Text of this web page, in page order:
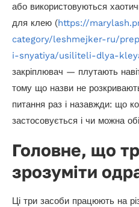
або використовуються
для клею (https://
category/leshmejker-ru/
i-snyatiya/usiliteli-dlya-
закріплювач — плутають
тому що назви не
питання раз і назавжди: що
застосовується і чи можна
Головне, що
зрозуміти
Ці три засоби працюють на